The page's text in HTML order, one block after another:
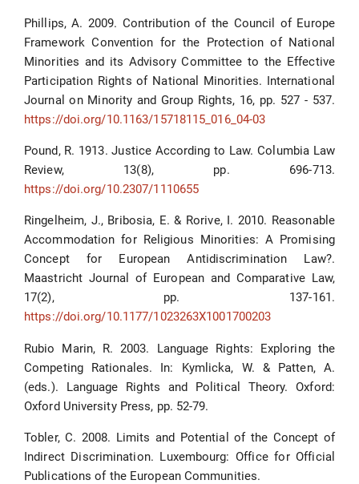
Phillips, A. 2009. Contribution of the Council of Europe
Framework Convention for the Protection of National
Minorities and its Advisory Committee to the Effective
Participation Rights of National Minorities. International
Journal on Minority and Group Rights, 16, pp. 527 - 537.
https://doi.org/10.1163/15718115_016_04-03
Pound, R. 1913. Justice According to Law. Columbia Law
Review, 13(8), pp. 696-713.
https://doi.org/10.2307/1110655
Ringelheim, J., Bribosia, E. & Rorive, I. 2010. Reasonable
Accommodation for Religious Minorities: A Promising
Concept for European Antidiscrimination Law?.
Maastricht Journal of European and Comparative Law,
17(2), pp. 137-161.
https://doi.org/10.1177/1023263X1001700203
Rubio Marin, R. 2003. Language Rights: Exploring the
Competing Rationales. In: Kymlicka, W. & Patten, A.
(eds.). Language Rights and Political Theory. Oxford:
Oxford University Press, pp. 52-79.
Tobler, C. 2008. Limits and Potential of the Concept of
Indirect Discrimination. Luxembourg: Office for Official
Publications of the European Communities.